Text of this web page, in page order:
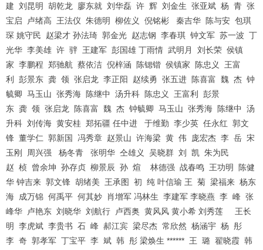
建 刘昆明 胡乾龙 廖东就 刘华磊 许 辉 刘金生 张亚斌 杨 青 张
宝启 卢绪高 王法仪 朱德明 柳佐义 倪铭彬 秦吉华 陈与安 包琪
琛 姚守民 赵梁才 孙法琦 郭金光 赵志钢 李春琪 钟文军 苏一波 丁
光华 李美雄 许 骍 王建军 彭国雄 丁雨情 武明月 刘长荣 侯镇
家 李鹏程 郑驰航 蔡依洁 倪梓涵 陈锶锴 侯镇家 陈忠义 王富
利 彭景东 龚 领 张启龙 李正阳 赵续勇 张五进 陈喜富 魏 杰 钟
毓卿 马玉山 张秀海 陈继中 汤升科 陈忠义 王富利 彭景
东 龚 领 张启龙 陈喜富 魏 杰 钟毓卿 马玉山 张秀海 陈继中 汤
升科 刘传海 黄安桂 郑拓疆 任中进 于维勤 李少英 任永红 郭文
锋 董学仁 郭新国 冯秀章 赵景山 许海梁 黄 伟 庞宏杰 李 岳 宋
玉刚 周兴强 杨冬青 张明华 仝雄义 吴晓群 刘 凯 朱为民
赵 桢 曾余坤 孙存贞 柳景辰 孙 煊 林德强 战春鸣 王功明 陈健
华 钟吉来 郭文锋 胡绪美 王承图 初 纯 叶信瑜 王 菊 梁福来 杨东
海 成万锦 何禹平 何其妙 肖增军 冯林生 李建军 李晓燕 李 峰 张
峰华 卢艳东 刘晓华 刘航行 卢西奥 黄风风 黄小希 刘秀莲 王长
明 李虎斌 李贵书 石 峰 郝江宾 梁尽杰 常欣然 杨涵宇 杨 彤
李 奇 郭孝军 丁宝平 李 斌 韩 彤 梁焕生 ****** 王 璐 翟晓霞 韩